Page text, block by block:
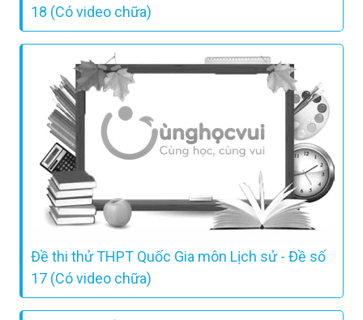
18 (Có video chữa)
Đề thi thử THPT Quốc Gia môn Lịch sử - Đề số
17 (Có video chữa)